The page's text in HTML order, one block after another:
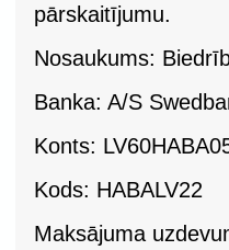
pārskaitījumu.
Nosaukums:
Banka: A/S
Konts:
Kods: HABALV22
Maksājuma